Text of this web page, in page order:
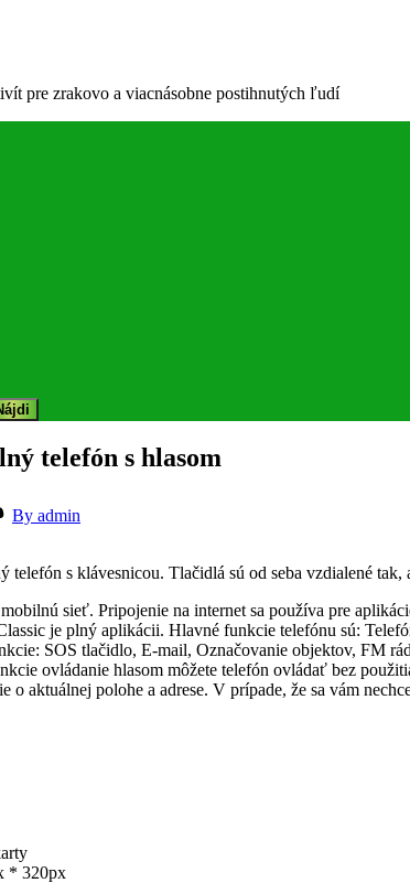
pre zrakovo a viacnásobne postihnutých ľudí
telefón s hlasom
By admin
s klávesnicou. Tlačidlá sú od seba vzdialené
sieť. Pripojenie na internet sa používa pre
je plný aplikácii. Hlavné funkcie telefónu sú:
SOS tlačidlo, E-mail, Označovanie objektov, FM
ovládanie hlasom môžete telefón ovládať bez
o aktuálnej polohe a adrese. V prípade, že sa vám
* 320px